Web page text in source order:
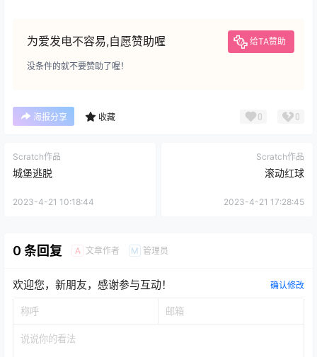
为爱发电不容易,自愿赞助喔 给TA赞助
没条件的就不要赞助了喔！
海报分享 收藏 0 0
Scratch作品
城堡逃脱
2023-4-21 10:18:44
Scratch作品
滚动红球
2023-4-21 17:28:45
0 条回复 A 文章作者 M 管理员
欢迎您，新朋友，感谢参与互动！ 确认修改